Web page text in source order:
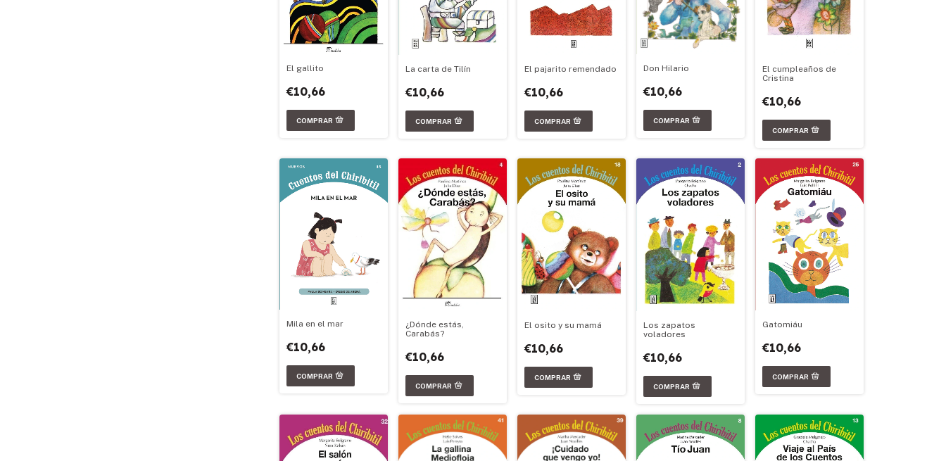
El gallito
€10,66
La carta de Tilín
€10,66
El pajarito remendado
€10,66
Don Hilario
€10,66
El cumpleaños de
Cristina
€10,66
Mila en el mar
€10,66
¿Dónde estás,
Carabás?
€10,66
El osito y su mamá
€10,66
Los zapatos
voladores
€10,66
Gatomiáu
€10,66